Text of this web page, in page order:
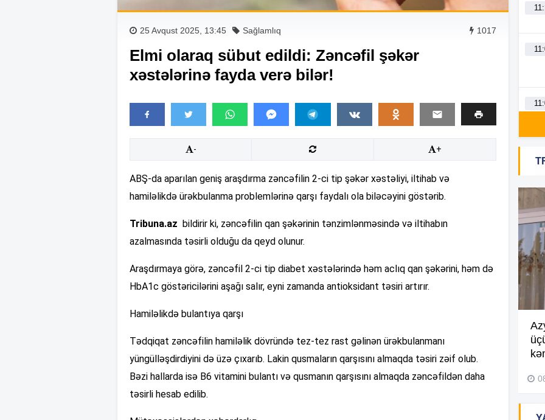
25 Avqust 2025, 13:45 Sağlamlıq 1017
Elmi olaraq sübut edildi: Zəncəfil şəkər
xəstələrinə fayda verə bilər!
- +
ABŞ-da aparılan geniş araşdırma zəncəfilin 2-ci tip şəkər xəstəliyi, iltihab və
hamiləlikdə ürəkbulanma problemlərinə qarşı faydalı ola biləcəyini göstərib.
Tribuna.az bildirir ki, zəncəfilin qan şəkərinin tənzimlənməsində və iltihabın
azalmasında təsirli olduğu da qeyd olunur.
Araşdırmaya görə, zəncəfil 2-ci tip diabet xəstələrində həm aclıq qan şəkərini, həm də
HbA1c göstəricilərini aşağı salır, eyni zamanda antioksidant təsiri artırır.
Hamiləlikdə bulantıya qarşı
Tədqiqat zəncəfilin hamiləlik dövründə tez-tez rast gəlinən ürəkbulanmanı
yüngülləşdirdiyini də üzə çıxarıb. Lakin qusmaların qarşısını almaqda təsiri zəif olub.
Bəzi hallarda isə B6 vitamini bulantı və qusmanın qarşısını almaqda zəncəfildən daha
təsirli hesab edilib.
acınacaqlı durumda –VİDEO
04 Avqust 2026, 20:48